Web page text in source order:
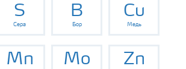
S
Сера
B
Бор
Cu
Медь
Mn Mo Zn